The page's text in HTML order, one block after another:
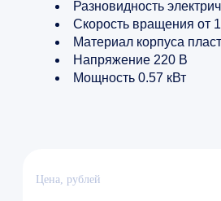
Разновидность
Скорость вращения от
Материал корпуса
Напряжение 220 В
Мощность 0.57 кВт
Цена, рублей